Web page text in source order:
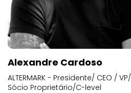
Alexandre Cardoso
ALTERMARK - Presidente/ CEO / VP/
Sócio Proprietário/C-level